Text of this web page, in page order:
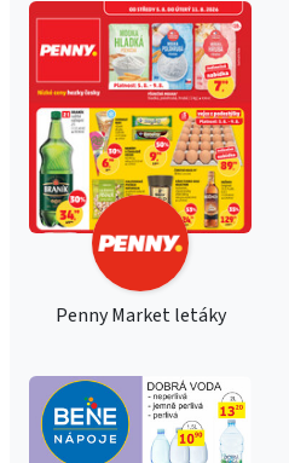
Penny Market letáky